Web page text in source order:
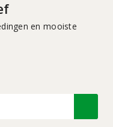
en mooiste